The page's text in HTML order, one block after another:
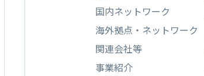
国内ネットワーク
海外拠点・ネットワーク
関連会社等
事業紹介